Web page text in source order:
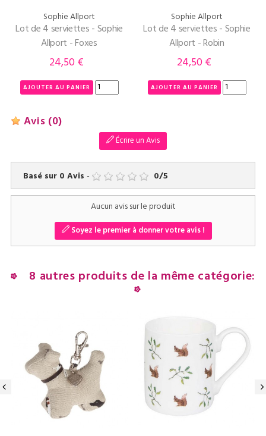
Sophie Allport
Lot de 4 serviettes - Sophie
Allport - Foxes
Prix
24,50 €
AJOUTER AU PANIER
Sophie Allport
Lot de 4 serviettes - Sophie
Allport - Robin
Prix
24,50 €
AJOUTER AU PANIER
Avis (0)
Écrire un Avis
Basé sur 0 Avis - 0/5
Aucun avis sur le produit
Soyez le premier à donner votre avis !
8 autres produits de la même catégorie: